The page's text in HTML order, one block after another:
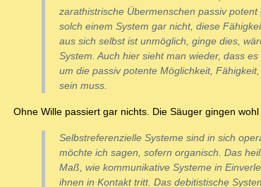
zarathistrische Übermenschen passiv
solch einem System gar nicht, diese
aus sich selbst ist unmöglich, ginge dies,
System. Auch hier sieht man wieder, dass
um die passiv potente Möglichkeit,
sein muss.
Ohne Wille passiert gar nichts. Die Säuger gingen
Selbstreferenzielle Systeme sind in sich
möchte ich sagen, sofern organisch. Das
Maß, wie kommunikative Systeme in
ihnen in Kontakt tritt. Das debitistische